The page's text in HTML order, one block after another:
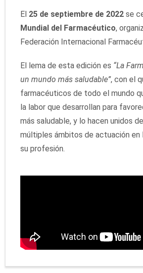
El 25 de septiembre de 2022 se
Mundial del Farmacéutico,
Federación Internacional
El lema de esta edición es “La
un mundo más saludable”, con el
farmacéuticos de todo el mundo
la labor que desarrollan para
más saludable, y lo hacen unidos
múltiples ámbitos de actuación en
su profesión.